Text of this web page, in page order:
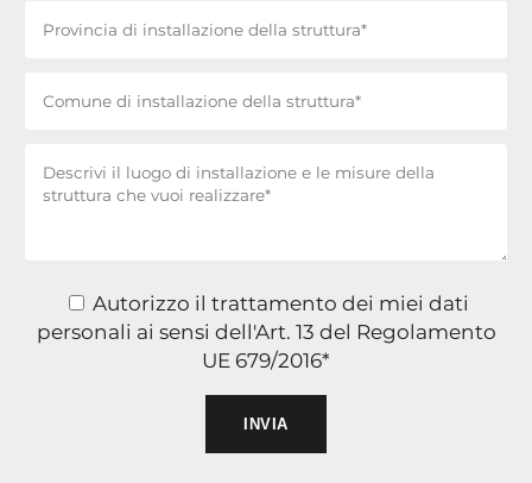
Autorizzo il trattamento dei miei dati
personali ai sensi dell'Art. 13 del Regolamento
UE 679/2016*